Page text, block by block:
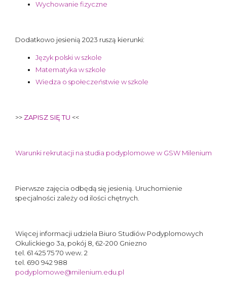
Wychowanie fizyczne
Dodatkowo jesienią 2023 ruszą kierunki:
Język polski w szkole
Matematyka w szkole
Wiedza o społeczeństwie w szkole
>> ZAPISZ SIĘ TU <<
Warunki rekrutacji na studia podyplomowe w GSW Milenium
Pierwsze zajęcia odbędą się jesienią. Uruchomienie
specjalności zależy od ilości chętnych.
Więcej informacji udziela Biuro Studiów Podyplomowych
Okulickiego 3a, pokój 8, 62-200 Gniezno
tel. 61 425 75 70 wew. 2
tel. 690 942 988
podyplomowe@milenium.edu.pl